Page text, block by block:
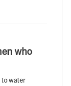
who
water